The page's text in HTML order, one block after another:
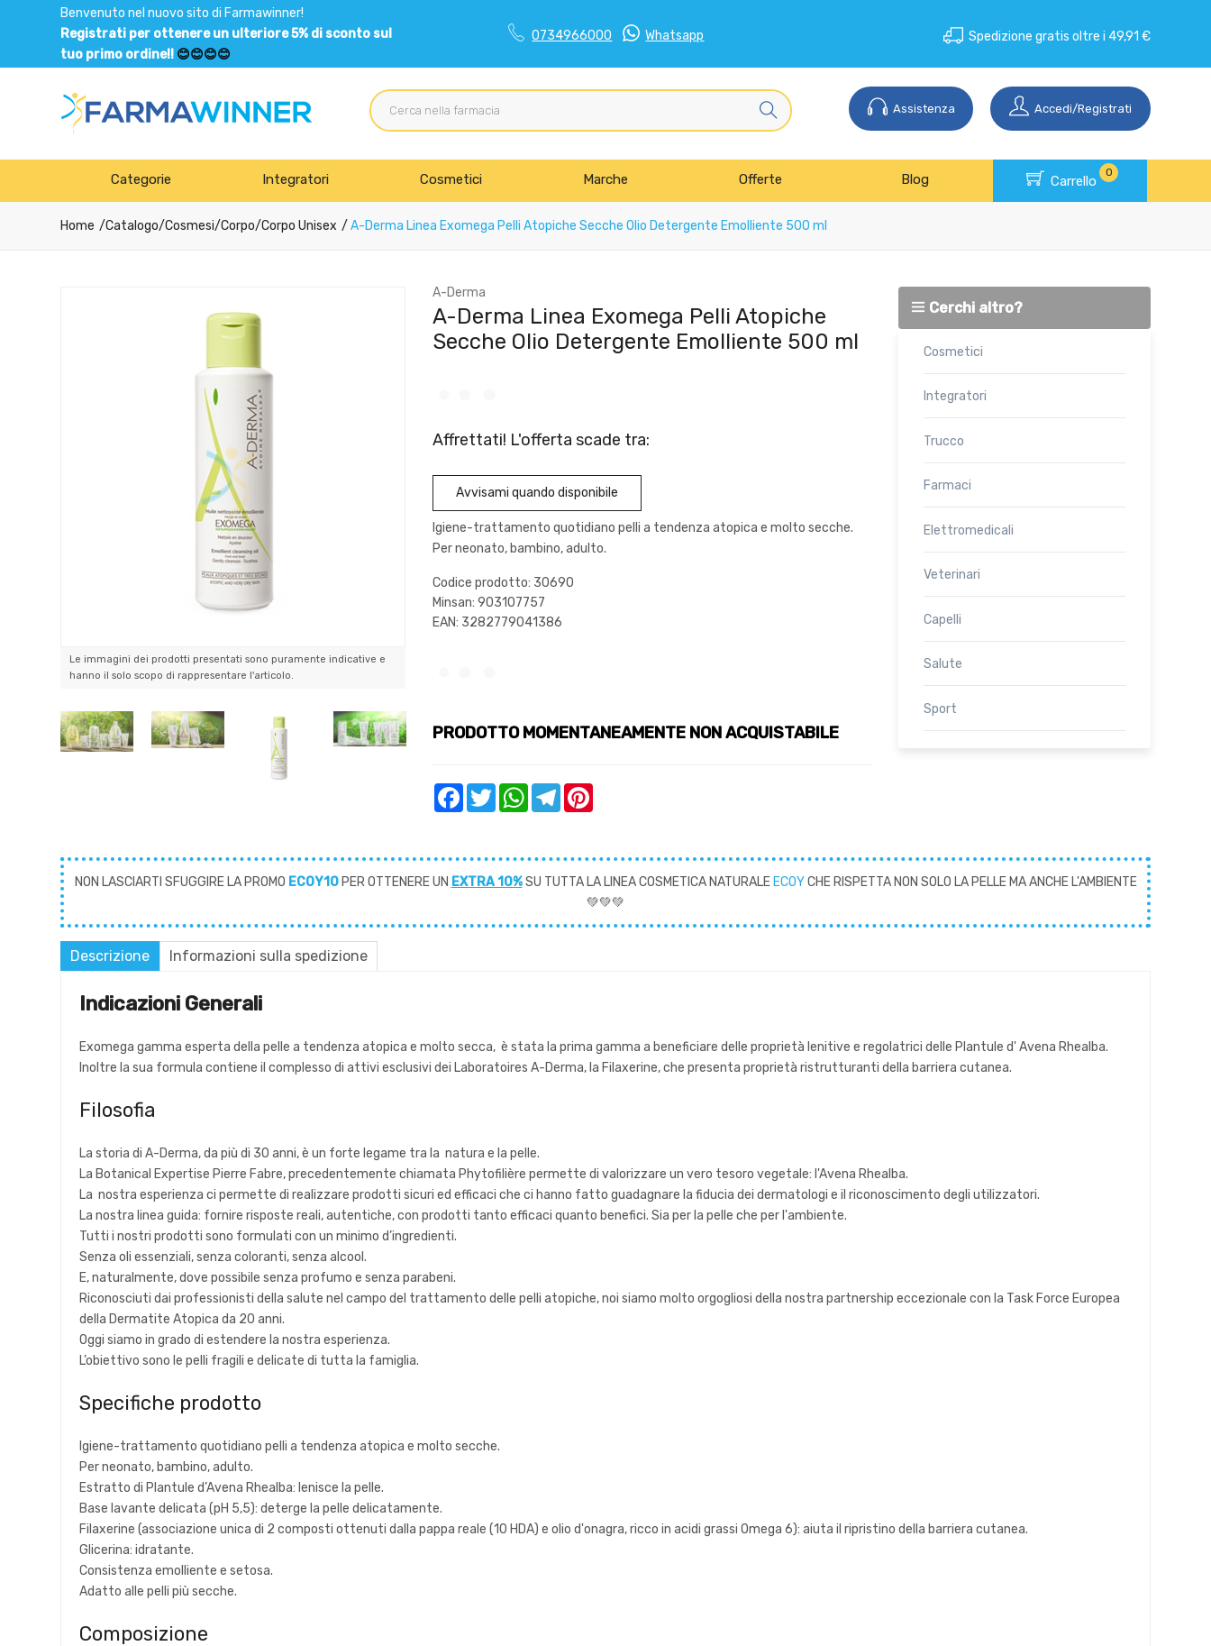
Benvenuto nel nuovo sito di Farmawinner!
Registrati per ottenere un ulteriore 5% di sconto sul
tuo primo ordine!! 😊😊😊😊
0734966000 Whatsapp Spedizione gratis oltre i 49,91 €
Assistenza Accedi/Registrati
Categorie Integratori Cosmetici Marche Offerte Blog Carrello
0
Home Catalogo/Cosmesi/Corpo/Corpo Unisex A-Derma Linea Exomega Pelli Atopiche Secche Olio Detergente Emolliente 500 ml
Le immagini dei prodotti presentati sono puramente indicative e
hanno il solo scopo di rappresentare l'articolo.
A-Derma
A-Derma Linea Exomega Pelli Atopiche
Secche Olio Detergente Emolliente 500 ml
Affrettati! L'offerta scade tra:
Avvisami quando disponibile
Igiene-trattamento quotidiano pelli a tendenza atopica e molto secche.
Per neonato, bambino, adulto.
Codice prodotto: 30690
Minsan:903107757
EAN: 3282779041386
PRODOTTO MOMENTANEAMENTE NON ACQUISTABILE
FacebookTwitter WhatsAppTelegram
Cerchi altro?
Cosmetici
Integratori
Trucco
Farmaci
Elettromedicali
Veterinari
Capelli
Salute
Sport
NON LASCIARTI SFUGGIRE LA PROMO ECOY10PER OTTENERE UN EXTRA 10%SU TUTTA LA LINEA COSMETICA NATURALE ECOYCHE RISPETTA NON SOLO LA PELLE MA ANCHE L'AMBIENTE
💚💚💚
Descrizione Informazioni sulla spedizione
Indicazioni Generali
Exomega gamma esperta della pelle a tendenza atopica e molto secca, è stata la prima gamma a beneficiare delle proprietà lenitive e regolatrici delle Plantule d' Avena Rhealba.
Inoltre la sua formula contiene il complesso di attivi esclusivi dei Laboratoires A-Derma, la Filaxerine, che presenta proprietà ristrutturanti della barriera cutanea.
Filosofia
La storia di A-Derma, da più di 30 anni, è un forte legame tra la natura e la pelle.
La Botanical Expertise Pierre Fabre, precedentemente chiamata Phytofilière permette di valorizzare un vero tesoro vegetale: l'Avena Rhealba.
La nostra esperienza ci permette di realizzare prodotti sicuri ed efficaci che ci hanno fatto guadagnare la fiducia dei dermatologi e il riconoscimento degli utilizzatori.
La nostra linea guida: fornire risposte reali, autentiche, con prodotti tanto efficaci quanto benefici. Sia per la pelle che per l'ambiente.
Tutti i nostri prodotti sono formulati con un minimo d’ingredienti.
Senza oli essenziali, senza coloranti, senza alcool.
E, naturalmente, dove possibile senza profumo e senza parabeni.
Riconosciuti dai professionisti della salute nel campo del trattamento delle pelli atopiche, noi siamo molto orgogliosi della nostra partnership eccezionale con la Task Force Europea
della Dermatite Atopica da 20 anni.
Oggi siamo in grado di estendere la nostra esperienza.
L’obiettivo sono le pelli fragili e delicate di tutta la famiglia.
Specifiche prodotto
Igiene-trattamento quotidiano pelli a tendenza atopica e molto secche.
Per neonato, bambino, adulto.
Estratto di Plantule d’Avena Rhealba: lenisce la pelle.
Base lavante delicata (pH 5,5): deterge la pelle delicatamente.
Filaxerine (associazione unica di 2 composti ottenuti dalla pappa reale (10 HDA) e olio d'onagra, ricco in acidi grassi Omega 6): aiuta il ripristino della barriera cutanea.
Glicerina: idratante.
Consistenza emolliente e setosa.
Adatto alle pelli più secche.
Composizione